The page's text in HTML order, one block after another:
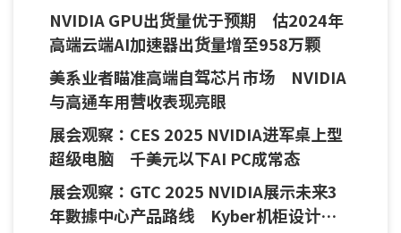
NVIDIA GPU出货量优于预期 估2024年
高端云端AI加速器出货量增至958万颗
美系业者瞄准高端自驾芯片市场 NVIDIA
与高通车用营收表现亮眼
展会观察：CES 2025 NVIDIA进军桌上型
超级电脑 千美元以下AI PC成常态
展会观察：GTC 2025 NVIDIA展示未来3
年數據中心产品路线 Kyber机柜设计为